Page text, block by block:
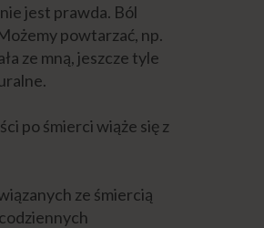
jest prawda. Ból
powtarzać, np.
ze mną, jeszcze tyle
po śmierci wiąże się z
ze śmiercią